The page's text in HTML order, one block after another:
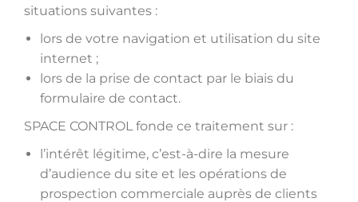
situations suivantes :
lors de votre navigation et utilisation du site
internet ;
lors de la prise de contact par le biais du
formulaire de contact.
SPACE CONTROL fonde ce traitement sur :
l’intérêt légitime, c’est-à-dire la mesure
d’audience du site et les opérations de
prospection commerciale auprès de clients